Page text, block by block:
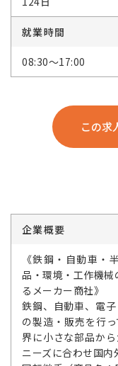
就業時間
08:30～17:00
この求
企業概要
《鉄鋼・自動車・
品・環境・工作機
るメーカー商社》
鉄鋼、自動車、電
の製造・販売を行
界に小さな部品か
ニーズに合わせ国内